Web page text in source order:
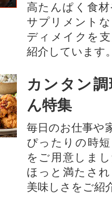
高たんぱく食
サプリメント
ディメイクを
紹介しています
カンタン
ん特集
毎日のお仕事や
ぴったりの時
をご用意しま
ほっと満たさ
美味しさをご紹